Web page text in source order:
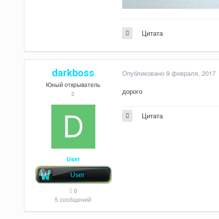
Цитата
darkboss
Юный открыватель
User
0
5 сообщений
Опубликовано 9 февраля, 2017
дорого
Цитата